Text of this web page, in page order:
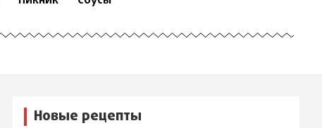
Новые рецепты